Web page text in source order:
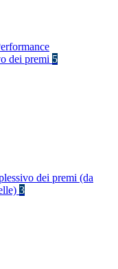
dei premi 5
dei premi (da
3